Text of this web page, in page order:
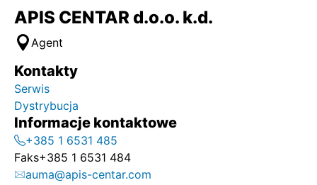
APIS CENTAR d.o.o. k.d.
Agent
Kontakty
Serwis
Dystrybucja
Informacje kontaktowe
+385 1 6531 485
Faks+385 1 6531 484
auma@apis-centar.com